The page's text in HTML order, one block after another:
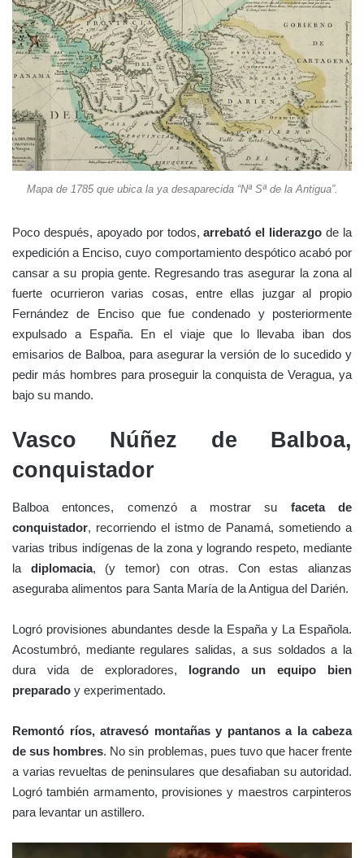
Mapa de 1785 que ubica la ya desaparecida “Nª Sª de la Antigua”.
Poco después, apoyado por todos,arrebató el liderazgode la
expedición a Enciso, cuyo comportamiento despótico acabó por
cansar a su propia gente. Regresando tras asegurar la zona al
fuerte ocurrieron varias cosas, entre ellas juzgar al propio
Fernández de Enciso que fue condenado y posteriormente
expulsado a España. En el viaje que lo llevaba iban dos
emisarios de Balboa, para asegurar la versión de lo sucedido y
pedir más hombres para proseguir la conquista de Veragua, ya
bajo su mando.
Vasco Núñez de Balboa,
conquistador
Balboa entonces, comenzó a mostrar su faceta de
conquistador, recorriendo el istmo de Panamá, sometiendo a
varias tribus indígenas de la zona y logrando respeto, mediante
la diplomacia, (y temor) con otras. Con estas alianzas
aseguraba alimentos para Santa María de la Antigua del Darién.
Logró provisiones abundantes desde la España y La Española.
Acostumbró, mediante regulares salidas, a sus soldados a la
dura vida de exploradores, logrando un equipo bien
preparado y experimentado.
Remontó ríos, atravesó montañas y pantanos a la cabeza
de sus hombres. No sin problemas, pues tuvo que hacer frente
a varias revueltas de peninsulares que desafiaban su autoridad.
Logró también armamento, provisiones y maestros carpinteros
para levantar un astillero.